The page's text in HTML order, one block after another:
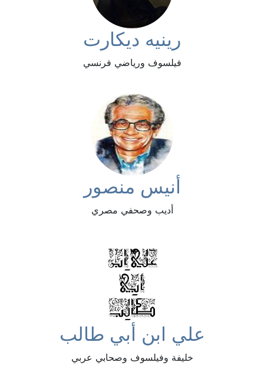
رينيه ديكارت
فيلسوف ورياضي فرنسي
أنيس منصور
أديب وصحفي مصري
علي ابن أبي طالب
خليفة وفيلسوف وصحابي عربي